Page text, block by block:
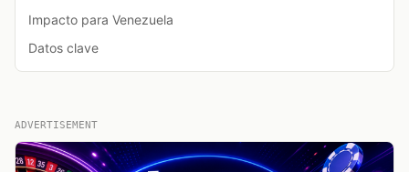
Impacto para Venezuela
Datos clave
ADVERTISEMENT